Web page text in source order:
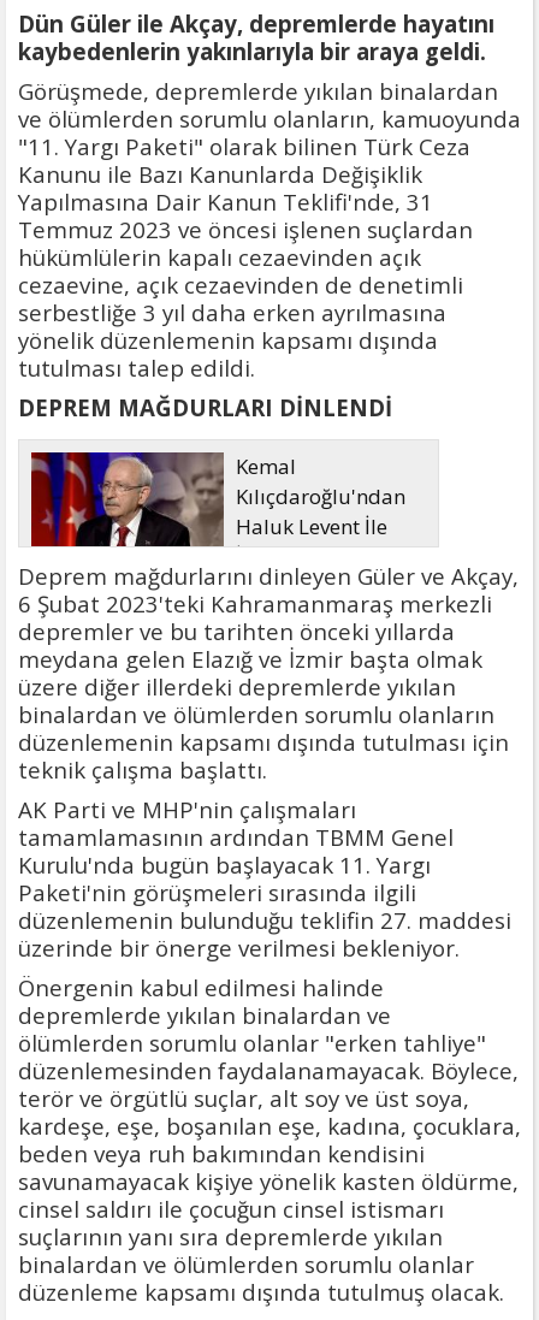
Dün Güler ile Akçay, depremlerde hayatını
kaybedenlerin yakınlarıyla bir araya geldi.
Görüşmede, depremlerde yıkılan binalardan
ve ölümlerden sorumlu olanların, kamuoyunda
"11. Yargı Paketi" olarak bilinen Türk Ceza
Kanunu ile Bazı Kanunlarda Değişiklik
Yapılmasına Dair Kanun Teklifi'nde, 31
Temmuz 2023 ve öncesi işlenen suçlardan
hükümlülerin kapalı cezaevinden açık
cezaevine, açık cezaevinden de denetimli
serbestliğe 3 yıl daha erken ayrılmasına
yönelik düzenlemenin kapsamı dışında
tutulması talep edildi.
DEPREM MAĞDURLARI DİNLENDİ
Kemal
Kılıçdaroğlu'ndan
Haluk Levent İle
İlgili Açıklama
Deprem mağdurlarını dinleyen Güler ve Akçay,
6 Şubat 2023'teki Kahramanmaraş merkezli
depremler ve bu tarihten önceki yıllarda
meydana gelen Elazığ ve İzmir başta olmak
üzere diğer illerdeki depremlerde yıkılan
binalardan ve ölümlerden sorumlu olanların
düzenlemenin kapsamı dışında tutulması için
teknik çalışma başlattı.
AK Parti ve MHP'nin çalışmaları
tamamlamasının ardından TBMM Genel
Kurulu'nda bugün başlayacak 11. Yargı
Paketi'nin görüşmeleri sırasında ilgili
düzenlemenin bulunduğu teklifin 27. maddesi
üzerinde bir önerge verilmesi bekleniyor.
Önergenin kabul edilmesi halinde
depremlerde yıkılan binalardan ve
ölümlerden sorumlu olanlar "erken tahliye"
düzenlemesinden faydalanamayacak. Böylece,
terör ve örgütlü suçlar, alt soy ve üst soya,
kardeşe, eşe, boşanılan eşe, kadına, çocuklara,
beden veya ruh bakımından kendisini
savunamayacak kişiye yönelik kasten öldürme,
cinsel saldırı ile çocuğun cinsel istismarı
suçlarının yanı sıra depremlerde yıkılan
binalardan ve ölümlerden sorumlu olanlar
düzenleme kapsamı dışında tutulmuş olacak.